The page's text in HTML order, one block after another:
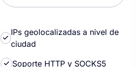
IPs geolocalizadas a nivel de
ciudad
Soporte HTTP y SOCKS5